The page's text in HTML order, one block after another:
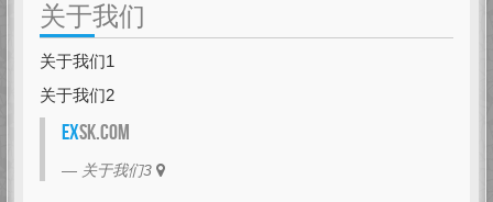
关于我们
关于我们1
关于我们2
EXSK.com
关于我们3